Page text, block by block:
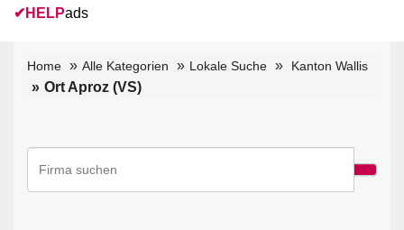
✔ HELPads
Home Alle Kategorien Lokale Suche Kanton Wallis
Ort Aproz (VS)